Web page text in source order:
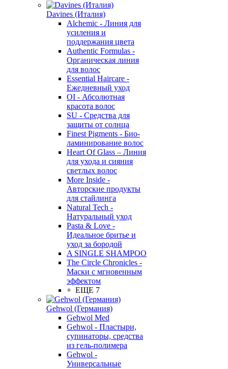
Davines (Италия)
Alchemic - Линия для
усиления и
поддержания цвета
Authentic Formulas -
Органическая линия
для волос
Essential Haircare -
Eжедневный уход
OI - Абсолютная
красота волос
SU - Средства для
защиты от солнца
Finest Pigments - Био-
ламинирование волос
Heart Of Glass – Линия
для ухода и сияния
светлых волос
More Inside -
Авторские продукты
для стайлинга
Natural Tech -
Натуральный уход
Pasta & Love -
Идеальное бритье и
уход за бородой
A SINGLE SHAMPOO
The Circle Chronicles -
Маски с мгновенным
эффектом
+ ЕЩЕ 7
Gehwol (Германия)
Gehwol Med
Gehwol - Пластыри,
супинаторы, средства
из гель-полимера
Gehwol -
Универсальные